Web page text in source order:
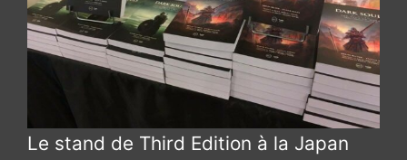
Le stand de Third Edition à la Japan